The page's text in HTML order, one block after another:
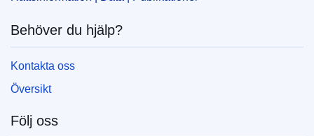
Behöver du hjälp?
Kontakta oss
Översikt
Följ oss